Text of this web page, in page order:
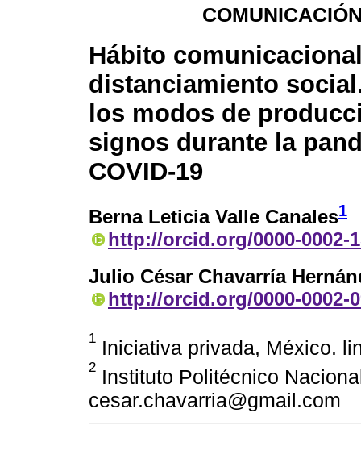
Hábito
distanciamiento
los modos de
signos durante la
COVID-19
Berna Leticia Valle Canales1
http://orcid.org/0000-0002-
Julio César Chavarría
http://orcid.org/0000-0002-
1 Iniciativa privada, México.
2 Instituto Politécnico
cesar.chavarria@gmail.com